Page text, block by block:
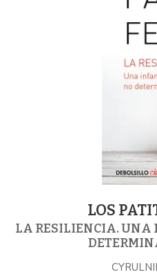
LOS
LA RESILIENCIA.